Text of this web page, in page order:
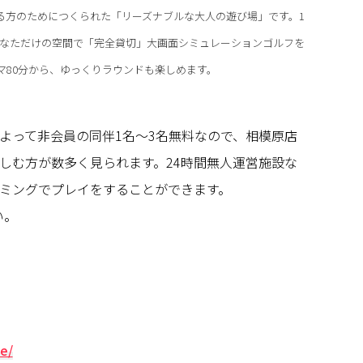
方のためにつくられた「リーズナブルな大人の遊び場」です。1
ただけの空間で「完全貸切」大画面シミュレーションゴルフを
分から、ゆっくりラウンドも楽しめます。
って非会員の同伴1名～3名無料なので、相模原店
む方が数多く見られます。24時間無人運営施設な
ングでプレイをすることができます。